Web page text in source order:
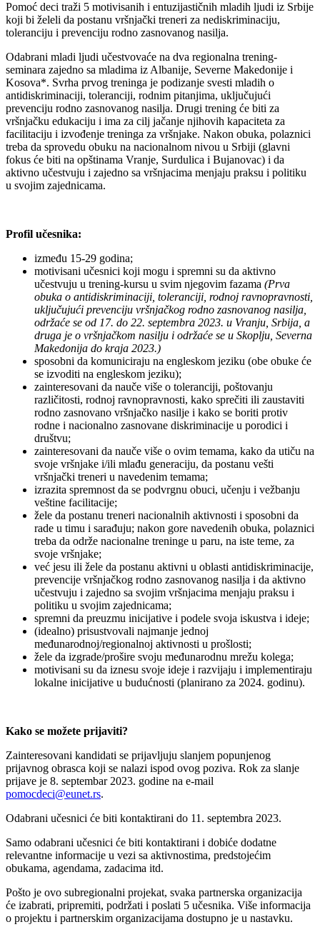
Pomoć deci traži 5 motivisanih i entuzijastičnih mladih ljudi iz Srbije
koji bi želeli da postanu vršnjački treneri za nediskriminaciju,
toleranciju i prevenciju rodno zasnovanog nasilja.
Odabrani mladi ljudi učestvovaće na dva regionalna trening-
seminara zajedno sa mladima iz Albanije, Severne Makedonije i
Kosova*. Svrha prvog treninga je podizanje svesti mladih o
antidiskriminaciji, toleranciji, rodnim pitanjima, uključujući
prevenciju rodno zasnovanog nasilja. Drugi trening će biti za
vršnjačku edukaciju i ima za cilj jačanje njihovih kapaciteta za
facilitaciju i izvođenje treninga za vršnjake. Nakon obuka, polaznici
treba da sprovedu obuku na nacionalnom nivou u Srbiji (glavni
fokus će biti na opštinama Vranje, Surdulica i Bujanovac) i da
aktivno učestvuju i zajedno sa vršnjacima menjaju praksu i politiku
u svojim zajednicama.
Profil učesnika:
između 15-29 godina;
motivisani učesnici koji mogu i spremni su da aktivno
učestvuju u trening-kursu u svim njegovim fazama (Prva
obuka o antidiskriminaciji, toleranciji, rodnoj ravnopravnosti,
uključujući prevenciju vršnjačkog rodno zasnovanog nasilja,
održaće se od 17. do 22. septembra 2023. u Vranju, Srbija, a
druga je o vršnjačkom nasilju i održaće se u Skoplju, Severna
Makedonija do kraja 2023.)
sposobni da komuniciraju na engleskom jeziku (obe obuke će
se izvoditi na engleskom jeziku);
zainteresovani da nauče više o toleranciji, poštovanju
različitosti, rodnoj ravnopravnosti, kako sprečiti ili zaustaviti
rodno zasnovano vršnjačko nasilje i kako se boriti protiv
rodne i nacionalno zasnovane diskriminacije u porodici i
društvu;
zainteresovani da nauče više o ovim temama, kako da utiču na
svoje vršnjake i/ili mlađu generaciju, da postanu vešti
vršnjački treneri u navedenim temama;
izrazita spremnost da se podvrgnu obuci, učenju i vežbanju
veštine facilitacije;
žele da postanu treneri nacionalnih aktivnosti i sposobni da
rade u timu i sarađuju; nakon gore navedenih obuka, polaznici
treba da održe nacionalne treninge u paru, na iste teme, za
svoje vršnjake;
već jesu ili žele da postanu aktivni u oblasti antidiskriminacije,
prevencije vršnjačkog rodno zasnovanog nasilja i da aktivno
učestvuju i zajedno sa svojim vršnjacima menjaju praksu i
politiku u svojim zajednicama;
spremni da preuzmu inicijative i podele svoja iskustva i ideje;
(idealno) prisustvovali najmanje jednoj
međunarodnoj/regionalnoj aktivnosti u prošlosti;
žele da izgrade/prošire svoju međunarodnu mrežu kolega;
motivisani su da iznesu svoje ideje i razvijaju i implementiraju
lokalne inicijative u budućnosti (planirano za 2024. godinu).
Kako se možete prijaviti?
Zainteresovani kandidati se prijavljuju slanjem popunjenog
prijavnog obrasca koji se nalazi ispod ovog poziva. Rok za slanje
prijave je 8. septembar 2023. godine na e-mail
pomocdeci@eunet.rs.
Odabrani učesnici će biti kontaktirani do 11. septembra 2023.
Samo odabrani učesnici će biti kontaktirani i dobiće dodatne
relevantne informacije u vezi sa aktivnostima, predstojećim
obukama, agendama, zadacima itd.
Pošto je ovo subregionalni projekat, svaka partnerska organizacija
će izabrati, pripremiti, podržati i poslati 5 učesnika. Više informacija
o projektu i partnerskim organizacijama dostupno je u nastavku.